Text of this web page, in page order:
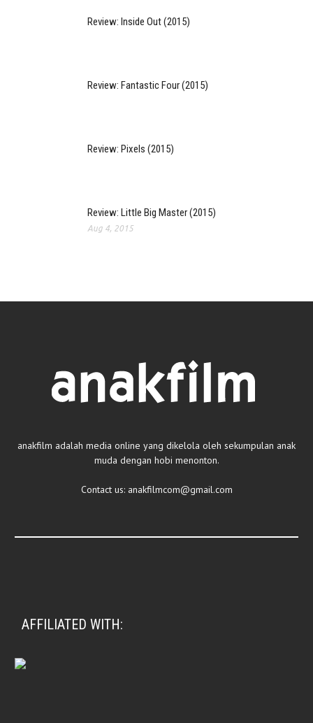
Review: Inside Out (2015)
Review: Fantastic Four (2015)
Review: Pixels (2015)
Review: Little Big Master (2015)
Aug 4, 2015
anakfilm adalah media online yang dikelola oleh sekumpulan anak
muda dengan hobi menonton.
Contact us: anakfilmcom@gmail.com
AFFILIATED WITH: